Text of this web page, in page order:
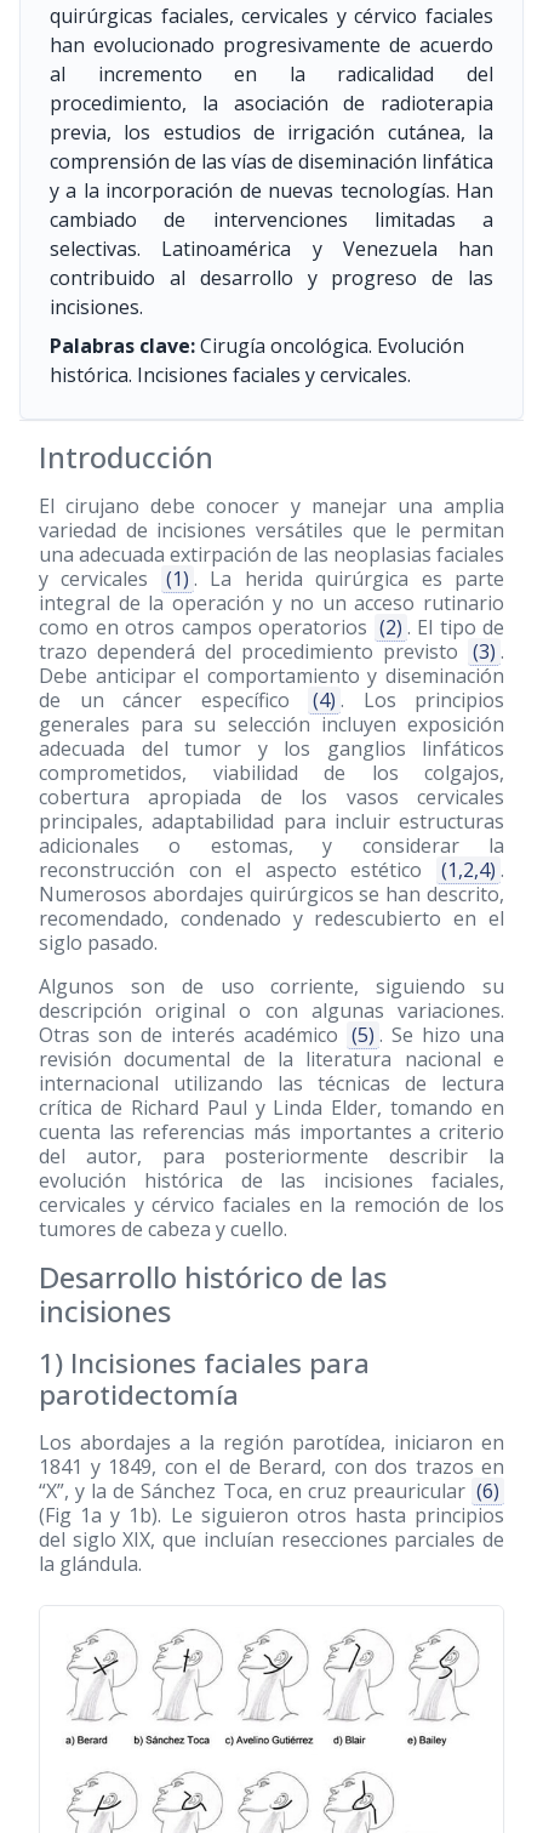
quirúrgicas faciales, cervicales y cérvico faciales
han evolucionado progresivamente de acuerdo
al incremento en la radicalidad del
procedimiento, la asociación de radioterapia
previa, los estudios de irrigación cutánea, la
comprensión de las vías de diseminación linfática
y a la incorporación de nuevas tecnologías. Han
cambiado de intervenciones limitadas a
selectivas. Latinoamérica y Venezuela han
contribuido al desarrollo y progreso de las
incisiones.
Palabras clave:Cirugía oncológica. Evolución
histórica. Incisiones faciales y cervicales.
Introducción
El cirujano debe conocer y manejar una amplia
variedad de incisiones versátiles que le permitan
una adecuada extirpación de las neoplasias faciales
y cervicales
(1) . La herida quirúrgica es parte
integral de la operación y no un acceso rutinario
como en otros campos operatorios (2) . El tipo de
trazo dependerá del procedimiento previsto (3) .
Debe anticipar el comportamiento y diseminación
de un cáncer específico
(4) . Los principios
generales para su selección incluyen exposición
adecuada del tumor y los ganglios linfáticos
comprometidos, viabilidad de los colgajos,
cobertura apropiada de los vasos cervicales
principales, adaptabilidad para incluir estructuras
adicionales o estomas, y considerar la
reconstrucción con el aspecto estético
(1,2,4) .
Numerosos abordajes quirúrgicos se han descrito,
recomendado, condenado y redescubierto en el
siglo pasado.
Algunos son de uso corriente, siguiendo su
descripción original o con algunas variaciones.
Otras son de interés académico (5) . Se hizo una
revisión documental de la literatura nacional e
internacional utilizando las técnicas de lectura
crítica de Richard Paul y Linda Elder, tomando en
cuenta las referencias más importantes a criterio
del autor, para posteriormente describir la
evolución histórica de las incisiones faciales,
cervicales y cérvico faciales en la remoción de los
tumores de cabeza y cuello.
Desarrollo histórico de las
incisiones
1) Incisiones faciales para
parotidectomía
Los abordajes a la región parotídea, iniciaron en
1841 y 1849, con el de Berard, con dos trazos en
“X”, y la de Sánchez Toca, en cruz preauricular (6)
(Fig 1a y 1b). Le siguieron otros hasta principios
del siglo XIX, que incluían resecciones parciales de
la glándula.